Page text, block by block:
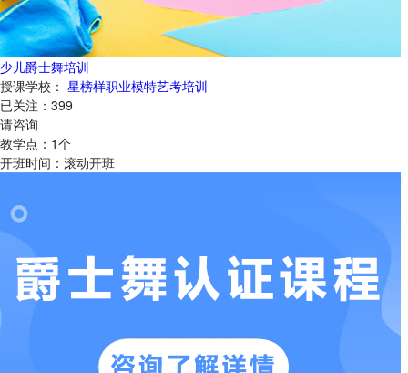
少儿爵士舞培训
授课学校： 星榜样职业模特艺考培训
已关注： 399
请咨询
教学点： 1个
开班时间： 滚动开班